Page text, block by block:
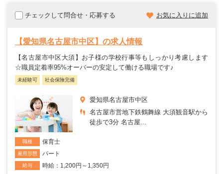
チェックして問合せ・応募する お気に入りに追加
【愛知県名古屋市中区】の求人情報
【名古屋市中区大須】お子様の学校行事等もしっかり考慮します
☆職員定着率95%オーバーの安定して働ける職場です♪
未経験可 社会保険完備
愛知県名古屋市中区
名古屋市営地下鉄鶴舞線 大須観音駅から
徒歩で3分 名古屋...
職種 保育士
雇用形態 パート
給与 時給：1,200円～1,350円